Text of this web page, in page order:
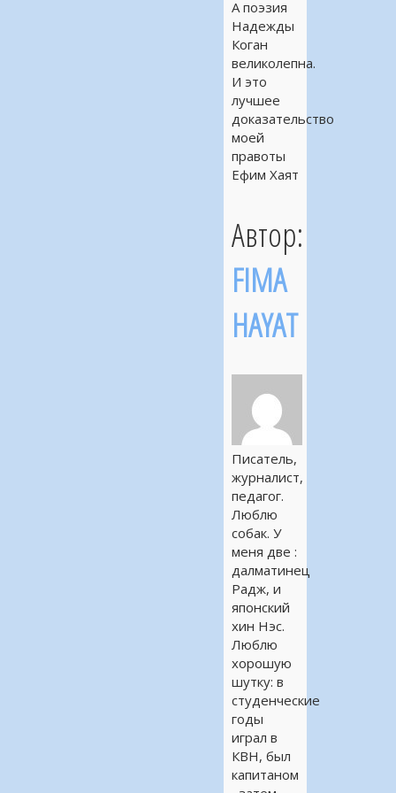
А поэзия
Надежды
Коган
великолепна.
И это
лучшее
доказательство
моей
правоты
Ефим Хаят
Автор:
FIMA
HAYAT
Писатель,
журналист,
педагог.
Люблю
собак. У
меня две :
далматинец
Радж, и
японский
хин Нэс.
Люблю
хорошую
шутку: в
студенческие
годы
играл в
КВН, был
капитаном